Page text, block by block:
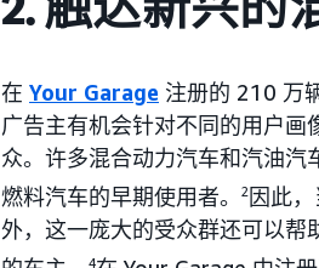
在 Your Garage 注册的 210 万
广告主有机会针对不同的用户画
众。许多混合动力汽车和汽油
燃料汽车的早期使用者。
2因此
外，这一庞大的受众群还可以帮
4